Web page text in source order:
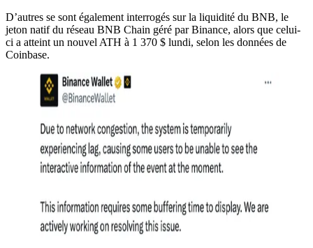
D’autres se sont également interrogés sur la liquidité du BNB, le
jeton natif du réseau BNB Chain géré par Binance, alors que celui-
ci a atteint un nouvel ATH à 1 370 $ lundi, selon les données de
Coinbase.